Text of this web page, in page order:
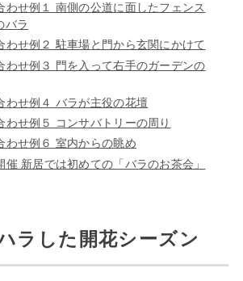
わせ例１ 南側の公道に面したフェンス
バラ
わせ例２ 駐車場と門から玄関にかけて
わせ例３ 門を入って右手のガーデンの
わせ例４ バラが主役の花壇
わせ例５ コンサバトリーの周り
わせ例６ 室内からの眺め
催 新居では初めての「バラのお茶会」
ラした開花シーズン